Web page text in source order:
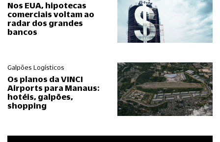
Nos EUA, hipotecas
comerciais voltam ao
radar dos grandes
bancos
Galpões Logísticos
Os planos da VINCI
Airports para Manaus:
hotéis, galpões,
shopping